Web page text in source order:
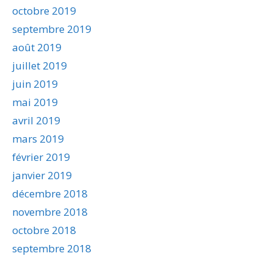
octobre 2019
septembre 2019
août 2019
juillet 2019
juin 2019
mai 2019
avril 2019
mars 2019
février 2019
janvier 2019
décembre 2018
novembre 2018
octobre 2018
septembre 2018